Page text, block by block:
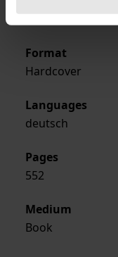
Format
Hardcover
Languages
deutsch
Pages
552
Medium
Book